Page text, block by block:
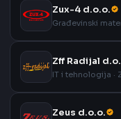
Zux-4 d.o.o.
Građevinski
Zff Radijal
IT i tehnologija ·
Zeus d.o.o.